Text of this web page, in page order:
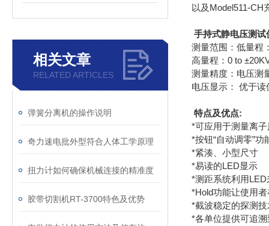
相关文章
RELATED ARTICLES
弹簧分离机的操作说明
奇力速电批外型符合人体工学原理
扭力计如何确保机械连接的精准度
胶带切割机RT-3700特色及优势
以及Model511-CH
手持式静电压测
测量范围：低量程
高量程：0 to
测量精度：电压测
电压显示： 优于
特点及优点:
*可应用于测量离
*按钮“自动调零”
*紧湊、小型尺寸
*易读的LED显示
*测距系统利用
*Hold功能让使用
*截波稳定的探测技
*各单位提供可追